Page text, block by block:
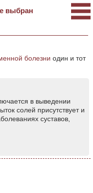
выбран
болезни один и тот
в выведении
солей присутствует и
суставов,